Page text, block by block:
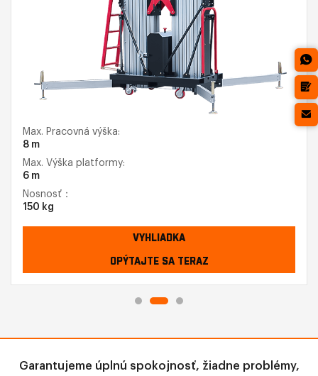
Max. Pracovná výška:
8 m
Max. Výška platformy:
6 m
Nosnosť：
150 kg
VYHLIADKA
OPÝTAJTE SA TERAZ
Garantujeme úplnú spokojnosť, žiadne problémy,